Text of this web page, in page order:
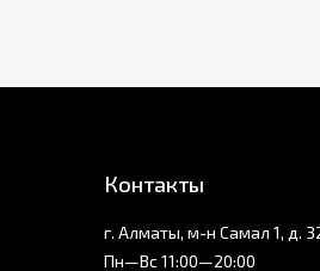
Контакты
г. Алматы, м-н Самал 1, д.
Пн—Вс 11:00—20:00